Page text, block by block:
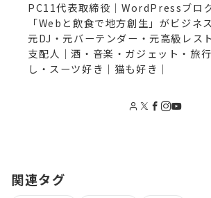
PC11代表取締役｜WordPressブロ
「Webと飲食で地方創生」がビジネ
元DJ・元バーテンダー・元高級レス
支配人｜酒・音楽・ガジェット・旅
し・スーツ好き｜猫も好き｜
関連タグ